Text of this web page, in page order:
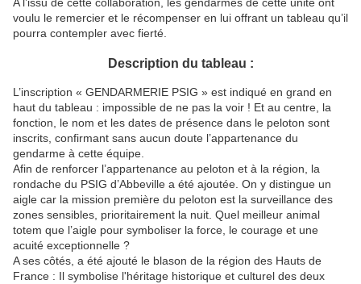
voulu le remercier et le récompenser en lui offrant un tableau qu’il
pourra contempler avec fierté.
Description du tableau :
L’inscription « GENDARMERIE PSIG » est indiqué en grand en
haut du tableau : impossible de ne pas la voir ! Et au centre, la
fonction, le nom et les dates de présence dans le peloton sont
inscrits, confirmant sans aucun doute l’appartenance du
gendarme à cette équipe.
Afin de renforcer l’appartenance au peloton et à la région, la
rondache du PSIG d’Abbeville a été ajoutée. On y distingue un
aigle car la mission première du peloton est la surveillance des
zones sensibles, prioritairement la nuit. Quel meilleur animal
totem que l’aigle pour symboliser la force, le courage et une
acuité exceptionnelle ?
A ses côtés, a été ajouté le blason de la région des Hauts de
France : Il symbolise l'héritage historique et culturel des deux